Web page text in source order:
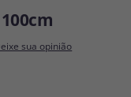
sua opinião